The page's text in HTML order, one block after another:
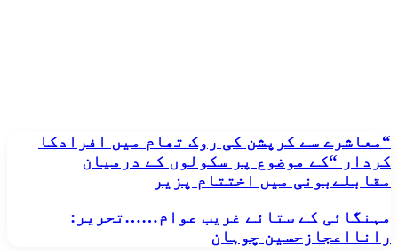
“معاشرے
سے
کرپشن
کی
تھام
میں
“معاشرے سے کرپشن کی روک تھام میں افرادکا
کردار “کے موضوع پر سکولوں کے درمیان
مقابلےبونی میں اختتام پزیر
مہنگائی
کے
ستائے
مہنگائی کے ستائے غریب عوام……تحریر:
رانااعجازحسین چوہان